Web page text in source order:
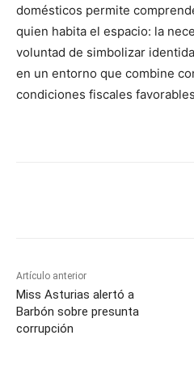
domésticos permite
quien habita el espacio: la
voluntad de simbolizar
en un entorno que combine
condiciones fiscales
Artículo anterior
Miss Asturias alertó a
Barbón sobre presunta
corrupción